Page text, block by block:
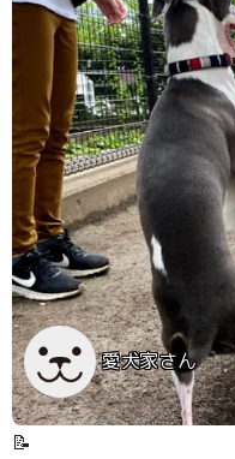
愛犬家さん
📝